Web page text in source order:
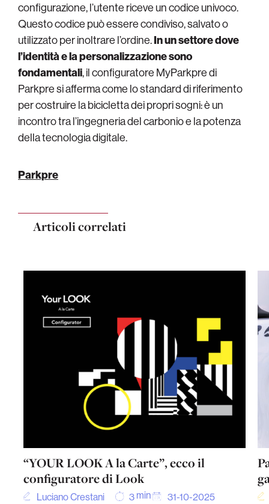
configurazione, l’utente riceve un codice univoco.
Questo codice può essere condiviso, salvato o
utilizzato per inoltrare l’ordine.In un settore dove
l’identità e la personalizzazione sono
fondamentali, il configuratore MyParkpre di
Parkpre si afferma come lo standard di riferimento
per costruire la bicicletta dei propri sogni: è un
incontro tra l’ingegneria del carbonio e la potenza
della tecnologia digitale.
Parkpre
Articoli correlati
“YOUR LOOK A la Carte”, ecco il
configuratore di Look
Luciano Crestani 3 min 31-10-2025